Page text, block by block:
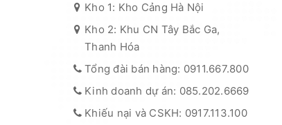
Kho 1: Kho Cảng Hà Nội
Kho 2: Khu CN Tây Bắc Ga,
Thanh Hóa
Tổng đài bán hàng: 0911.667.800
Kinh doanh dự án: 085.202.6669
Khiếu nại và CSKH: 0917.113.100